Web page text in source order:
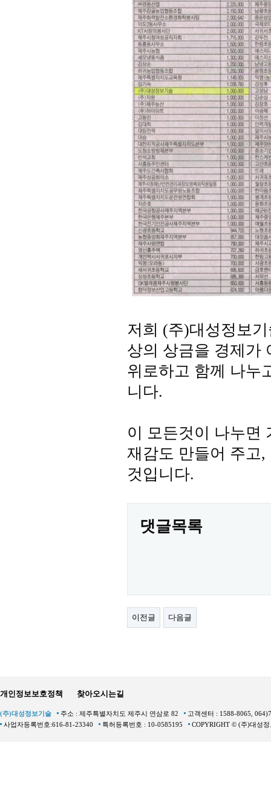
저희 (주)대성정보
상의 상금을 경제가
위로하고 함께 나누
니다.
이 모든것이 나누면
재감도 만들어 주고
것입니다.
댓글목록
이전글 다음글
개인정보보호정책 찾아오시는길
(주)대성정보기술 주소 : 제주특별자치도 제주시 연삼로 82
고객센터 : 1588-8065,
사업자등록번호:616-81-23340
특허등록번호 : 10-0585195 COPYRIGHT © (주)대성